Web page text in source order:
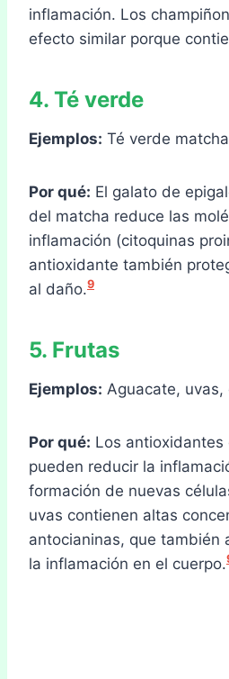
inflamación. Los
efecto similar porque
4. Té verde
Ejemplos: Té verde
Por qué: El galato de
del matcha reduce las
inflamación (citoquinas
antioxidante también
al daño.9
5. Frutas
Ejemplos: Aguacate, uvas,
Por qué: Los antioxidantes
pueden reducir la
formación de nuevas
uvas contienen altas
antocianinas, que también
la inflamación en el cuerpo.